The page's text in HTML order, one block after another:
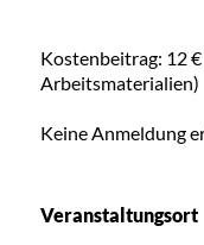
Kostenbeitrag: 12
Arbeitsmaterialien)
Keine Anmeldung
Veranstaltungsort